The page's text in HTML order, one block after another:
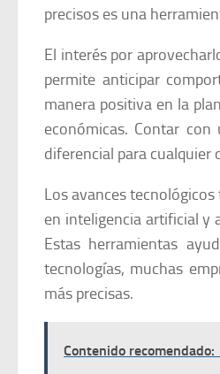
precisos es una
El interés por
permite anticipar
manera positiva en la
económicas. Contar
diferencial para cualquier
Los avances
en inteligencia artificial y
Estas herramientas
tecnologías, muchas
más precisas.
Contenido recomendado: